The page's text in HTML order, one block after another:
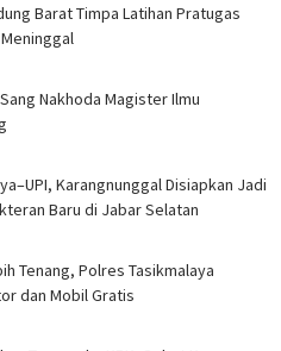
Barat Timpa Latihan Pra­tugas
Nakhoda Magister Ilmu
Karangnunggal Disiapkan Jadi
Baru di Jabar Selatan
Tenang, Polres Tasikmalaya
dan Mobil Gratis